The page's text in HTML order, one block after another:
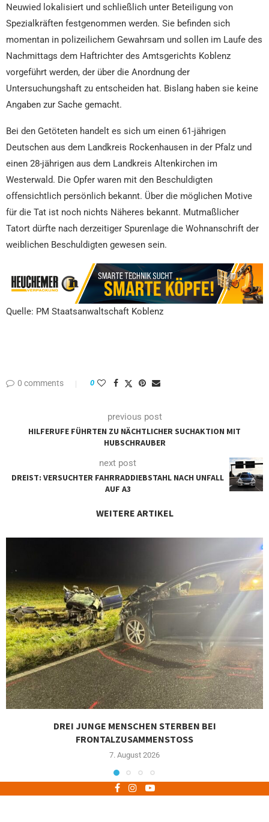
Neuwied lokalisiert und schließlich unter Beteiligung von
Spezialkräften festgenommen werden. Sie befinden sich
momentan in polizeilichem Gewahrsam und sollen im Laufe des
Nachmittags dem Haftrichter des Amtsgerichts Koblenz
vorgeführt werden, der über die Anordnung der
Untersuchungshaft zu entscheiden hat. Bislang haben sie keine
Angaben zur Sache gemacht.
Bei den Getöteten handelt es sich um einen 61-jährigen
Deutschen aus dem Landkreis Rockenhausen in der Pfalz und
einen 28-jährigen aus dem Landkreis Altenkirchen im
Westerwald. Die Opfer waren mit den Beschuldigten
offensichtlich persönlich bekannt. Über die möglichen Motive
für die Tat ist noch nichts Näheres bekannt. Mutmaßlicher
Tatort dürfte nach derzeitiger Spurenlage die Wohnanschrift der
weiblichen Beschuldigten gewesen sein.
Quelle: PM Staatsanwaltschaft Koblenz
0 comments 0
previous post
HILFERUFE FÜHRTEN ZU NÄCHTLICHER SUCHAKTION MIT
HUBSCHRAUBER
next post
DREIST: VERSUCHTER FAHRRADDIEBSTAHL NACH UNFALL
AUF A3
WEITERE ARTIKEL
DREI JUNGE MENSCHEN STERBEN BEI
FRONTALZUSAMMENSTOSS
7. August 2026